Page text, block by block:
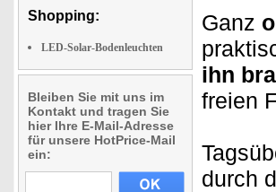
Shopping:
LED-Solar-Bodenleuchten
Bleiben Sie mit uns im
Kontakt und tragen Sie
hier Ihre E-Mail-Adresse
für unsere HotPrice-Mail
ein:
Ganz
ihn
freien
durch